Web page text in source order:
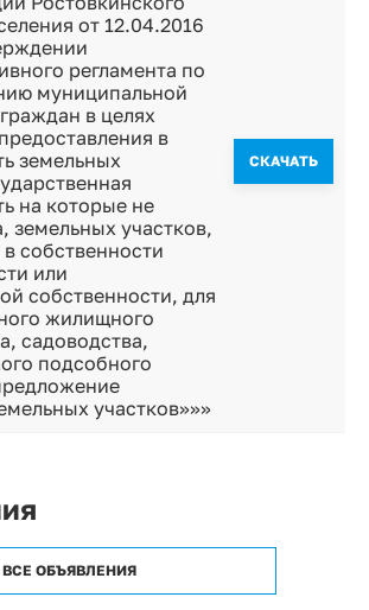
от 12.04.2016
регламента по
муниципальной
в целях
в
земельных
на которые не
земельных участков,
собственности
или
собственности, для
жилищного
садоводства,
подсобного
участков»»»
CКАЧАТЬ
ВСЕ ОБЪЯВЛЕНИЯ